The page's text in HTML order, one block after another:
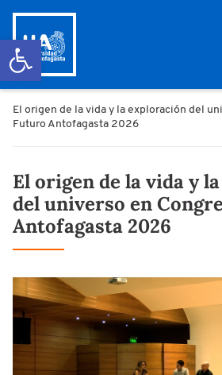
Abrir barra de herramientas
El origen de la vida y la exploración del
Futuro Antofagasta 2026
El origen de la vida y
del universo en
Antofagasta 2026